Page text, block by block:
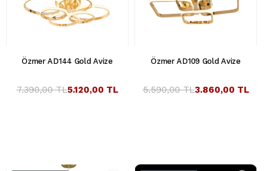
Özmer AD144 Gold Avize
5.120,00 TL
7.390,00 TL
Özmer AD109 Gold Avize
3.860,00 TL
5.590,00 TL